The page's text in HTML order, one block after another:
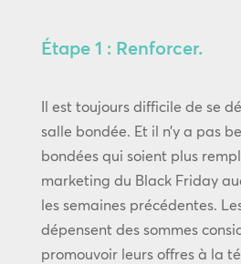
Étape 1 : Renforcer.
Il est toujours difficile de se
salle bondée. Et il n’y a pas
bondées qui soient plus
marketing du Black Friday
les semaines précédentes.
dépensent des sommes
promouvoir leurs offres à la